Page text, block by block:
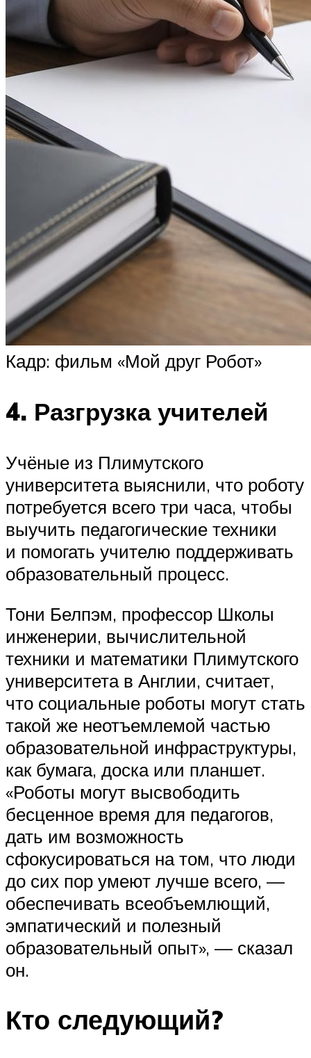
Кадр: фильм «Мой друг Робот»
4. Разгрузка учителей
Учёные из Плимутского
университета выяснили, что роботу
потребуется всего три часа, чтобы
выучить педагогические техники
и помогать учителю поддерживать
образовательный процесс.
Тони Белпэм, профессор Школы
инженерии, вычислительной
техники и математики Плимутского
университета в Англии, считает,
что социальные роботы могут стать
такой же неотъемлемой частью
образовательной инфраструктуры,
как бумага, доска или планшет.
«Роботы могут высвободить
бесценное время для педагогов,
дать им возможность
сфокусироваться на том, что люди
до сих пор умеют лучше всего, —
обеспечивать всеобъемлющий,
эмпатический и полезный
образовательный опыт», — сказал
он.
Кто следующий?